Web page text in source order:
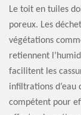
Le toit en tuiles
poreux. Les
végétations
retiennent
facilitent les
infiltrations d’eau
compétent pour